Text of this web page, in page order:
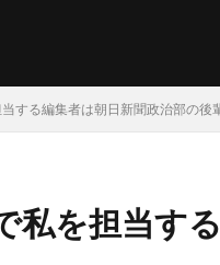
する編集者は朝日新聞政治部の後
を担当す